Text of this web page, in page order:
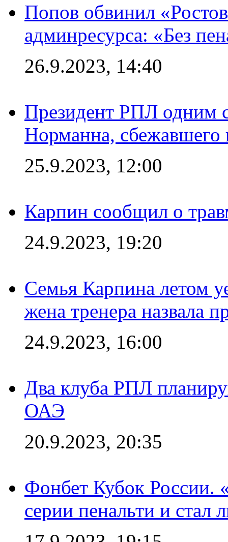
Попов обвинил
админресурса: «Без
26.9.2023, 14:40
Президент РПЛ одним
Норманна, сбежавшего
25.9.2023, 12:00
Карпин сообщил о
24.9.2023, 19:20
Семья Карпина летом
жена тренера назвала
24.9.2023, 16:00
Два клуба РПЛ
ОАЭ
20.9.2023, 20:35
Фонбет Кубок России.
серии пенальти и стал